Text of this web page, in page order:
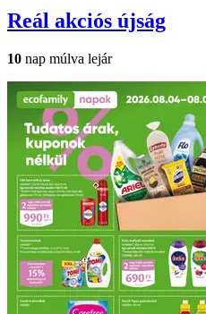
Reál akciós újság
10 nap múlva lejár